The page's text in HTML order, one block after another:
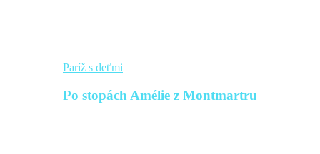
Paríž s deťmi
Po stopách Amélie z Montmartru